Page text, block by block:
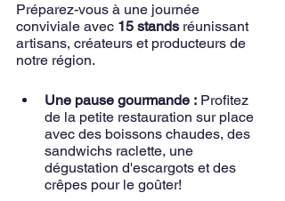
Préparez-vous à une journée
conviviale avec 15 stands réunissant
artisans, créateurs et producteurs de
notre région.
Une pause gourmande : Profitez
de la petite restauration sur place
avec des boissons chaudes, des
sandwichs raclette, une
dégustation d'escargots et des
crêpes pour le goûter!